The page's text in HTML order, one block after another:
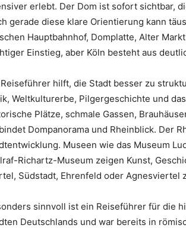
erlebt. Der Dom ist sofort sichtbar,
gerade diese klare Orientierung kann
Hauptbahnhof, Domplatte, Alter
Einstieg, aber Köln besteht aus
Reiseführer hilft, die Stadt besser zu
Weltkulturerbe, Pilgergeschichte und
Plätze, schmale Gassen,
Dompanorama und Rheinblick. Der
Museen wie das Museum
Richartz-Museum zeigen Kunst,
Südstadt, Ehrenfeld oder Agnesviertel
sinnvoll ist ein Reiseführer für die
Deutschlands und war bereits in